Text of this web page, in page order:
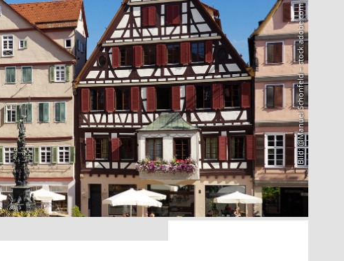
Bild: @Manuel Schönfeld – stock.adobe.com